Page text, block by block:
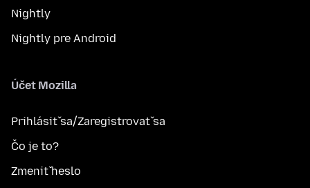
Nightly
Nightly pre Android
Účet Mozilla
Prihlásiť sa/Zaregistrovať sa
Čo je to?
Zmeniť heslo